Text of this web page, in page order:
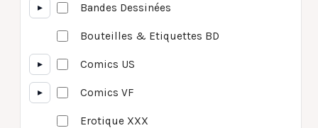
▸ Bandes Dessinées
Bouteilles & Etiquettes BD
▸ Comics US
▸ Comics VF
Erotique XXX